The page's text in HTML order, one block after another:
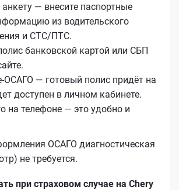
— внесите паспортные
из водительского
и СТС/ПТС.
банковской картой или СБП
— готовый полис придёт на
доступен в личном кабинете.
на телефоне — это удобно и
ОСАГО диагностическая
не требуется.
при страховом случае на Chery